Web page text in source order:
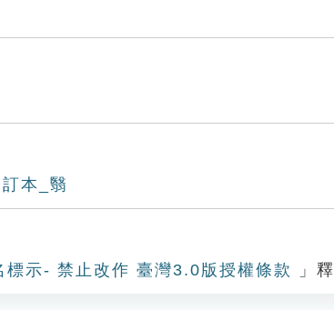
本_翳
標示- 禁止改作 臺灣3.0版授權條款 」